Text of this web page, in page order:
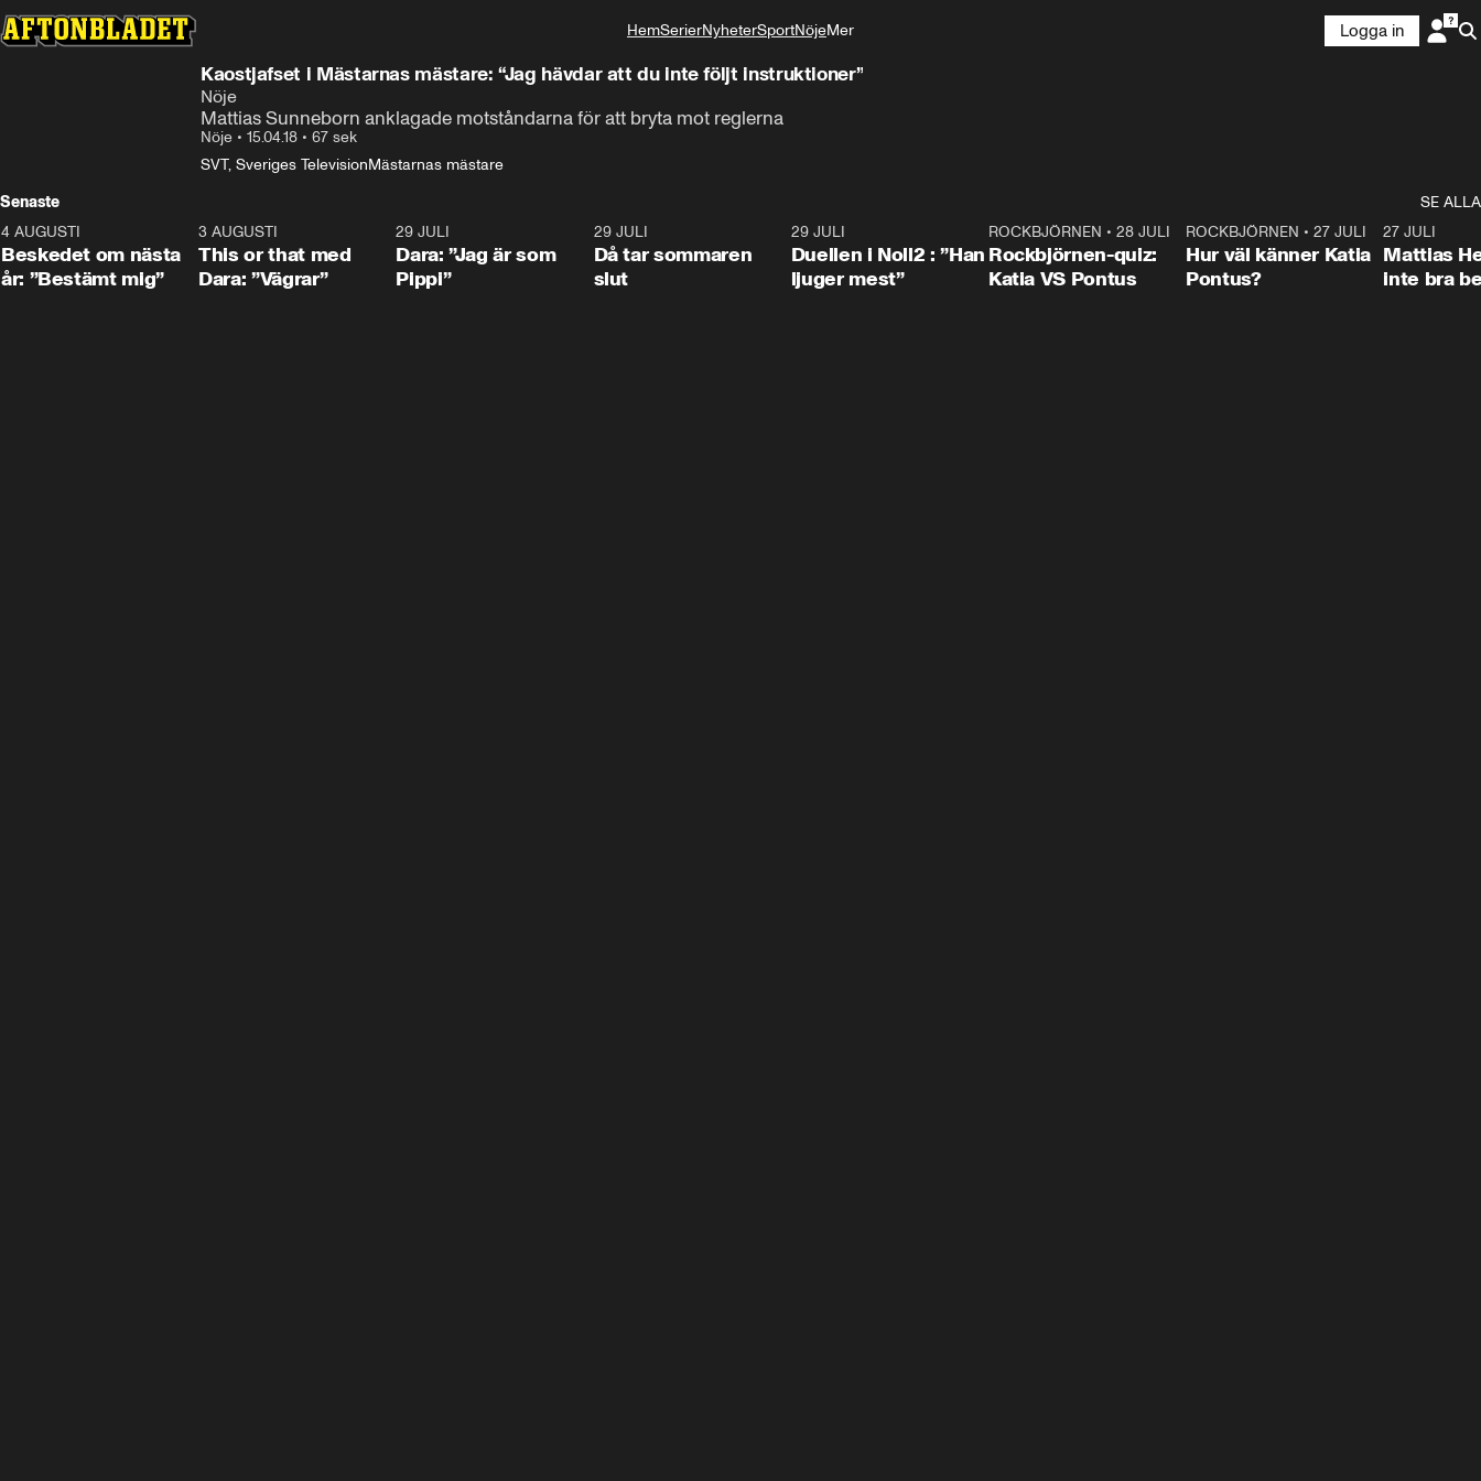
HemSerierNyheterSportNöjeMer
Livsstil
Logga in
Kaostjafset i Mästarnas mästare: “Jag hävdar att du inte följt instruktioner”
Nöje
Mattias Sunneborn anklagade motståndarna för att bryta mot reglerna
Nöje • 15.04.18 • 67 sek
SVT, Sveriges TelevisionMästarnas mästare
Senaste
SE ALLA
0:24
4 AUGUSTI
Beskedet om nästa
år: ”Bestämt mig”
1:02
3 AUGUSTI
This or that med
Dara: ”Vägrar”
29 JULI
Dara: ”Jag är som
Pippi”
29 JULI
Då tar sommaren
slut
29 JULI
Duellen i Noll2 : ”Han
ljuger mest”
0:15
ROCKBJÖRNEN • 28 JULI
Rockbjörnen-quiz:
Katia VS Pontus
0:46
ROCKBJÖRNEN •27 JULI
Hur väl känner Katia
Pontus?
27 JULI
Mattias
inte bra